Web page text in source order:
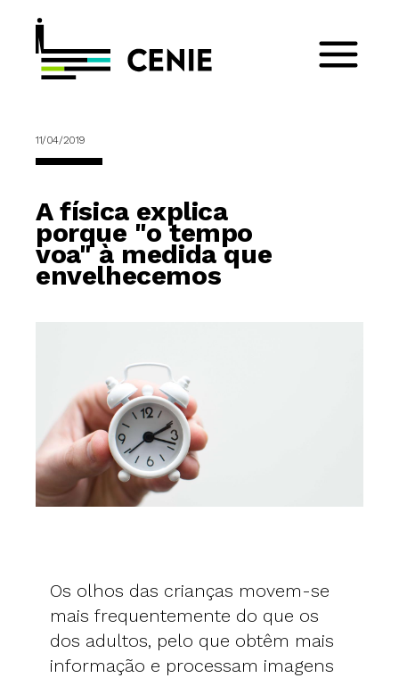
11/04/2019
A física explica
porque "o tempo
voa" à medida que
envelhecemos
Os olhos das crianças movem-se
mais frequentemente do que os
dos adultos, pelo que obtêm mais
informação e processam imagens